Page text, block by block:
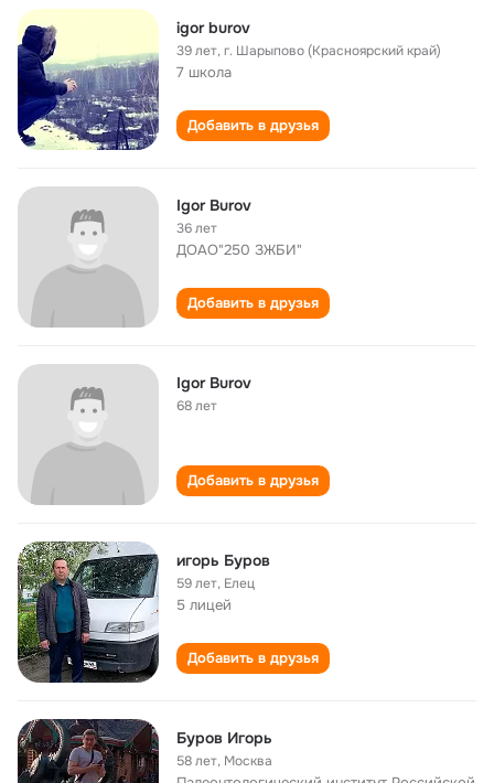
igor burov
39 лет,г. Шарыпово (Красноярский край)
7 школа
Добавить в друзья
Igor Burov
36 лет
ДОАО"250 ЗЖБИ"
Добавить в друзья
Igor Burov
68 лет
Добавить в друзья
игорь Буров
59 лет, Елец
5 лицей
Добавить в друзья
Буров Игорь
58 лет, Москва